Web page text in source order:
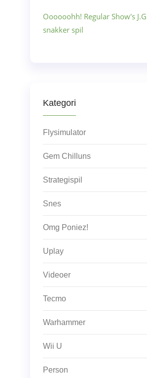
Oooooohh! Regular Show's
snakker spil
Kategori
Flysimulator
Gem Chilluns
Strategispil
Snes
Omg Poniez!
Uplay
Videoer
Tecmo
Warhammer
Wii U
Person